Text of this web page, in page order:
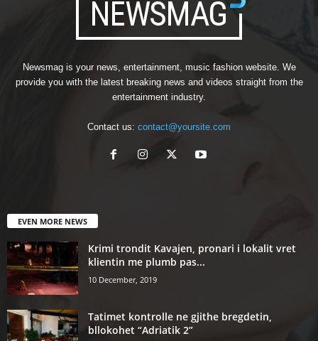
Newsmag is your news, entertainment, music fashion website. We
provide you with the latest breaking news and videos straight from the
entertainment industry.
Contact us: contact@yoursite.com
EVEN MORE NEWS
Krimi trondit Kavajen, pronari i lokalit vret
klientin me plumb pas...
10 December, 2019
Tatimet kontrolle ne gjithe bregdetin,
bllokohet “Adriatik 2”